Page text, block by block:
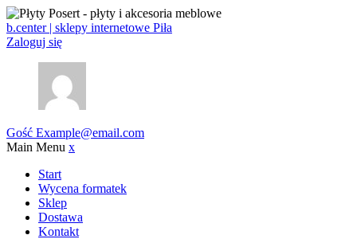
b.center | sklepy internetowe Piła
Zaloguj się
Gość Example@email.com
Main Menu x
Start
Wycena formatek
Sklep
Dostawa
Kontakt